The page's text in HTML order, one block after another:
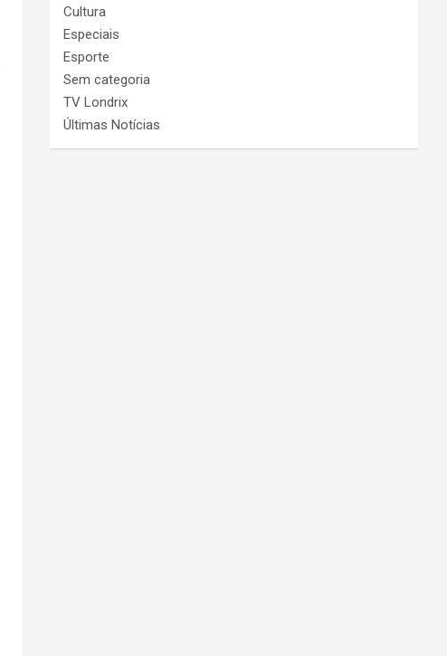
Cultura
Especiais
Esporte
Sem categoria
TV Londrix
Últimas Notícias